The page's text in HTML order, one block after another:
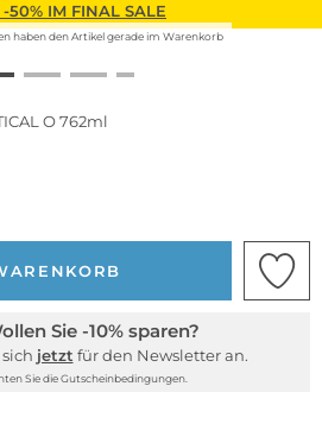
-50% IM FINAL SALE
haben den Artikel gerade im Warenkorb
O 762ml
Sie -10% sparen?
jetzt für den Newsletter an.
Sie die Gutscheinbedingungen.